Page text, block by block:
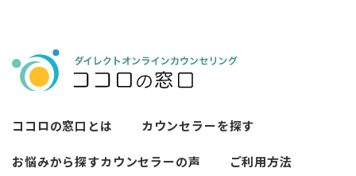
ココロの窓口とは カウンセラーを探す
お悩みから探すカウンセラーの声 ご利用方法